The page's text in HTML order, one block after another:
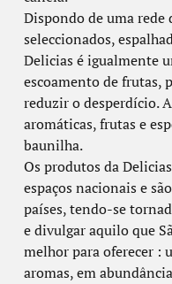
Dispondo de uma rede
seleccionados,
Delicias é igualmente
escoamento de frutas,
reduzir o desperdício.
aromáticas, frutas e
baunilha.
Os produtos da
espaços nacionais e
países, tendo-se
e divulgar aquilo que
melhor para oferecer :
aromas, em